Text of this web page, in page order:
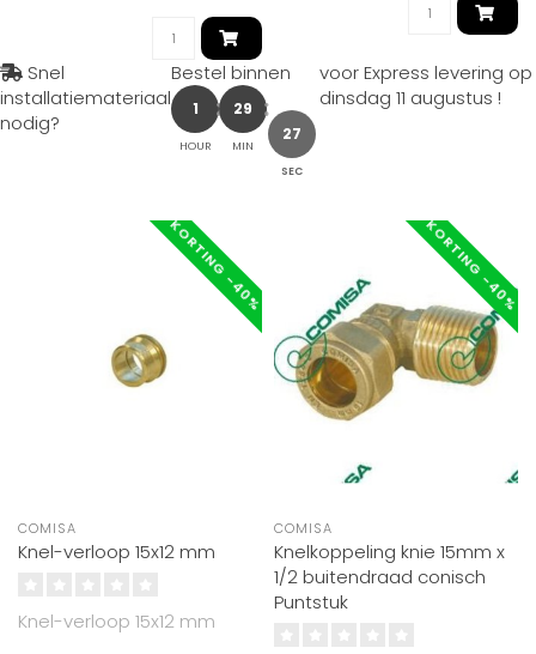
Snel
installatiemateriaal
nodig?
Bestel binnen
1
HOUR
29
MIN
26
SEC
voor Express levering op
dinsdag 11 augustus !
KORTING -40%
COMISA
Knel-verloop 15x12 mm
Knel-verloop 15x12 mm
KORTING -40%
COMISA
Knelkoppeling knie 15mm x
1/2 buitendraad conisch
Puntstuk